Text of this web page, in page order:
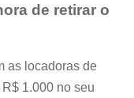
de retirar o
as locadoras de
1.000 no seu